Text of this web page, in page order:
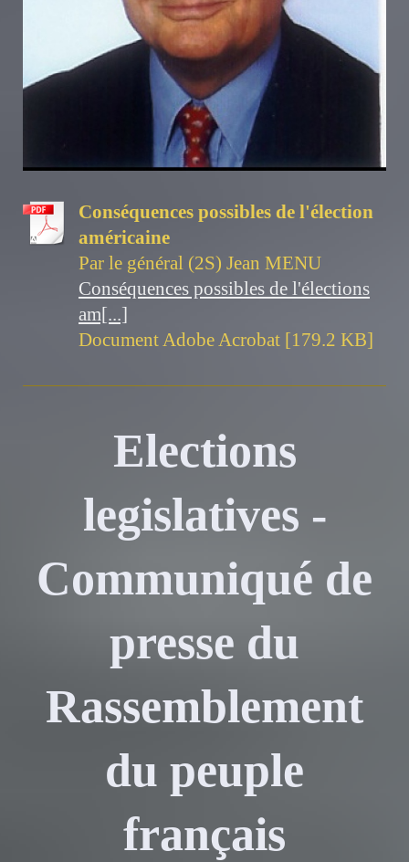
Conséquences possibles de l'élection
américaine
Par le général (2S) Jean MENU
Conséquences possibles de l'élections
am[...]
Document Adobe Acrobat [179.2 KB]
Elections
legislatives -
Communiqué de
presse du
Rassemblement
du peuple
français